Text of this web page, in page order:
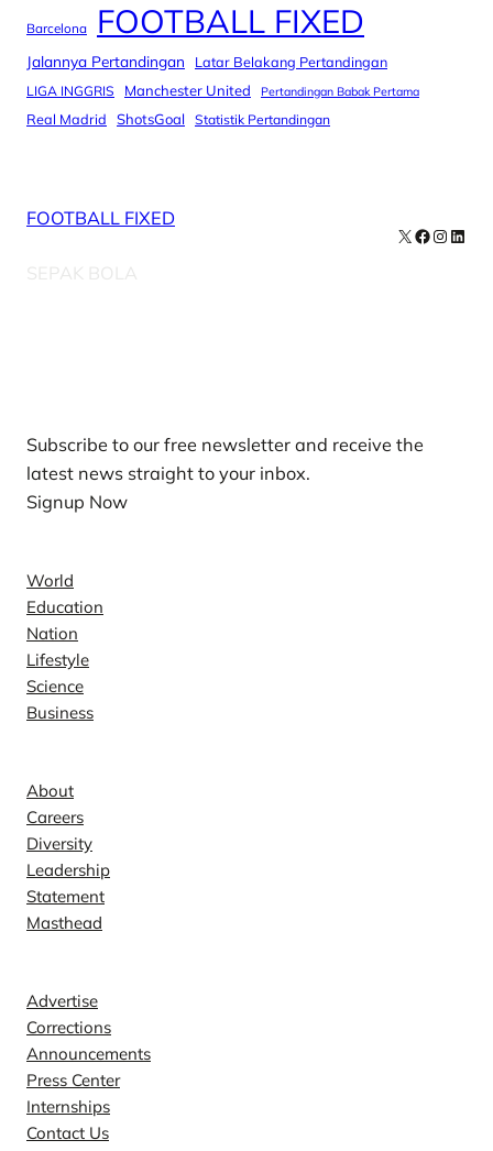
Barcelona FOOTBALL FIXED
Jalannya Pertandingan Latar Belakang Pertandingan
LIGA INGGRIS Manchester United Pertandingan Babak Pertama
Real Madrid ShotsGoal Statistik Pertandingan
FOOTBALL FIXED
SEPAK BOLA
X Facebook
Subscribe to our free newsletter and receive the
latest news straight to your inbox.
Signup Now
World
Education
Nation
Lifestyle
Science
Business
About
Careers
Diversity
Leadership
Statement
Masthead
Advertise
Corrections
Announcements
Press Center
Internships
Contact Us